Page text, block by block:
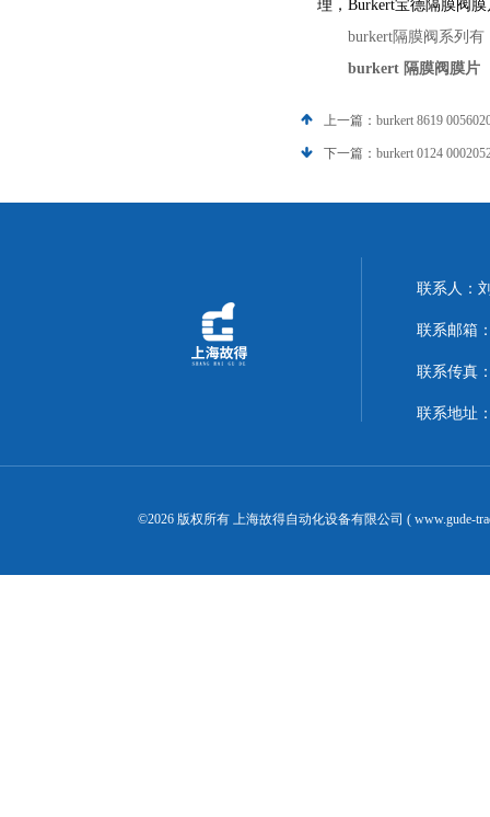
理，Burkert宝德隔膜阀
burkert隔膜阀系列有
burkert 隔膜阀膜片
上一篇： burkert 8619
下一篇： burkert 0124
联系人：
联系邮箱
联系传真
联系地址
©2026 版权所有 上海故得自动化设备有限公司 ( www.gude-